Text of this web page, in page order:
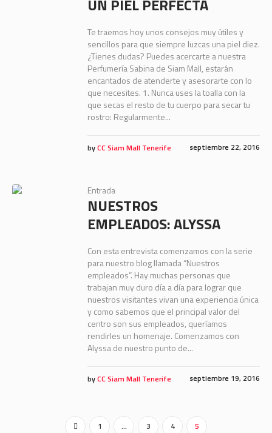
UN PIEL PERFECTA
Te traemos hoy unos consejos muy útiles y
sencillos para que siempre luzcas una piel diez.
¿Tienes dudas? Puedes acercarte a nuestra
Perfumería Sabina de Siam Mall, estarán
encantados de atenderte y asesorarte con lo
que necesites. 1. Nunca uses la toalla con la
que secas el resto de tu cuerpo para secar tu
rostro: Regularmente...
septiembre 22, 2016
byCC Siam Mall Tenerife
Entrada
NUESTROS
EMPLEADOS: ALYSSA
Con esta entrevista comenzamos con la serie
para nuestro blog llamada “Nuestros
empleados”. Hay muchas personas que
trabajan muy duro día a día para lograr que
nuestros visitantes vivan una experiencia única
y como sabemos que el principal valor del
centro son sus empleados, queríamos
rendirles un homenaje. Comenzamos con
Alyssa de nuestro punto de...
septiembre 19, 2016
byCC Siam Mall Tenerife
1 … 3 4 5